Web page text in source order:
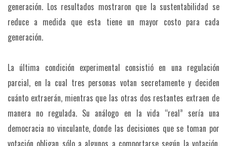
generación. Los resultados mostraron que la sustentabilidad se
reduce a medida que esta tiene un mayor costo para cada
generación.
La última condición experimental consistió en una regulación
parcial, en la cual tres personas votan secretamente y deciden
cuánto extraerán, mientras que las otras dos restantes extraen de
manera no regulada. Su análogo en la vida “real” sería una
democracia no vinculante, donde las decisiones que se toman por